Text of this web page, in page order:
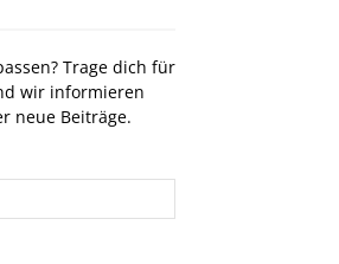
Trage dich für
wir informieren
neue Beiträge.